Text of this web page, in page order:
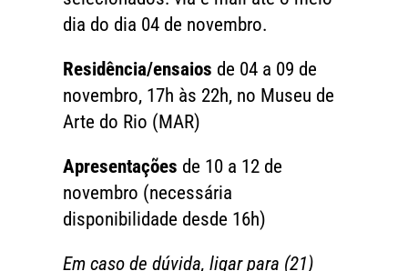
dia do dia 04 de novembro.
Residência/ensaios de 04 a 09 de
novembro, 17h às 22h, no Museu de
Arte do Rio (MAR)
Apresentações de 10 a 12 de
novembro (necessária
disponibilidade desde 16h)
Em caso de dúvida, ligar para (21)